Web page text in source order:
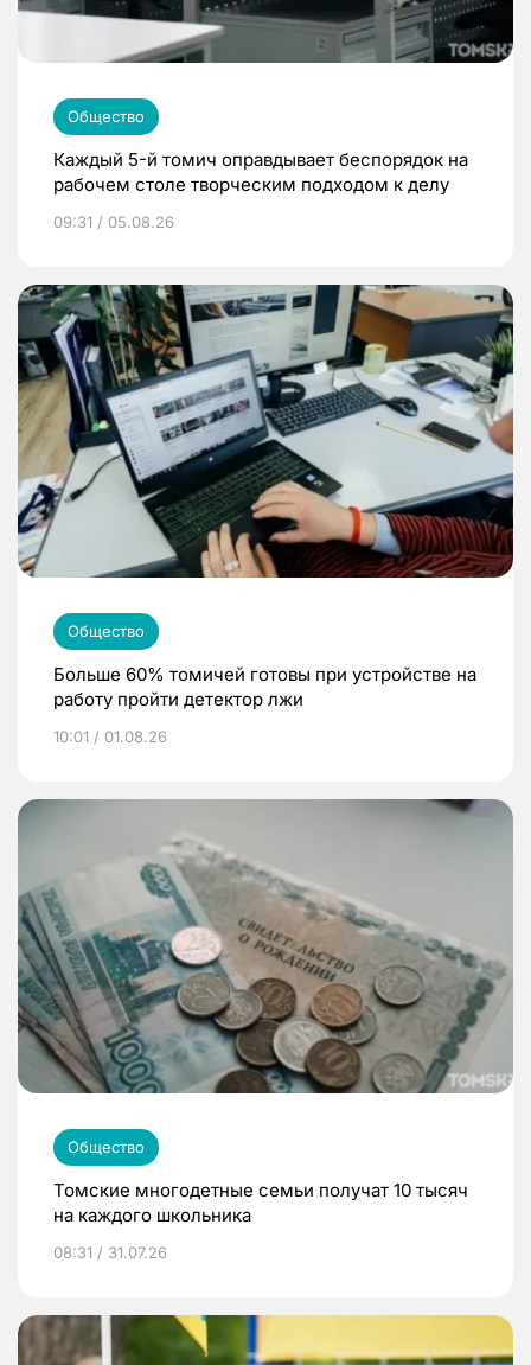
Общество
Каждый 5-й томич оправдывает беспорядок на
рабочем столе творческим подходом к делу
09:31 / 05.08.26
Общество
Больше 60% томичей готовы при устройстве на
работу пройти детектор лжи
10:01 / 01.08.26
Общество
Томские многодетные семьи получат 10 тысяч
на каждого школьника
08:31 / 31.07.26